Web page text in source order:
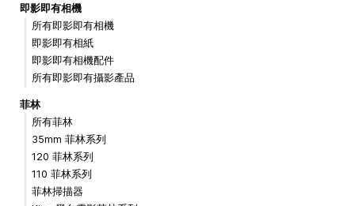
即影即有相機
所有即影即有相機
即影即有相紙
即影即有相機配件
所有即影即有攝影產品
菲林
所有菲林
35mm 菲林系列
120 菲林系列
110 菲林系列
菲林掃描器